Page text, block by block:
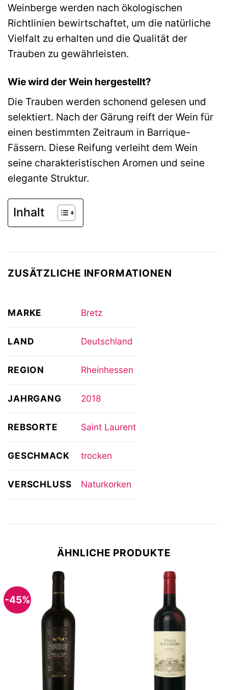
Weinberge werden nach ökologischen
Richtlinien bewirtschaftet, um die natürliche
Vielfalt zu erhalten und die Qualität der
Trauben zu gewährleisten.
Wie wird der Wein hergestellt?
Die Trauben werden schonend gelesen und
selektiert. Nach der Gärung reift der Wein für
einen bestimmten Zeitraum in Barrique-
Fässern. Diese Reifung verleiht dem Wein
seine charakteristischen Aromen und seine
elegante Struktur.
Inhalt
ZUSÄTZLICHE INFORMATIONEN
MARKE Bretz
LAND Deutschland
REGION Rheinhessen
JAHRGANG 2018
REBSORTE Saint Laurent
GESCHMACK trocken
VERSCHLUSS Naturkorken
ÄHNLICHE PRODUKTE
-45%